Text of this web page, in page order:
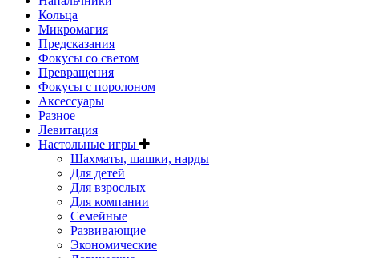
Кольца
Микромагия
Предсказания
Фокусы со светом
Превращения
Фокусы с поролоном
Аксессуары
Разное
Левитация
Настольные игры
Шахматы, шашки, нарды
Для детей
Для взрослых
Для компании
Семейные
Развивающие
Экономические